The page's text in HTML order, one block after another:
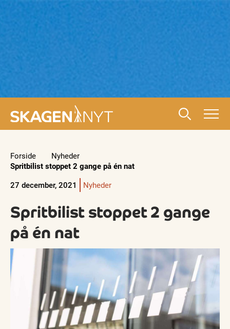
Forside
Nyheder
Spritbilist stoppet 2 gange på én nat
27 december, 2021
Nyheder
Spritbilist stoppet 2 gange
på én nat